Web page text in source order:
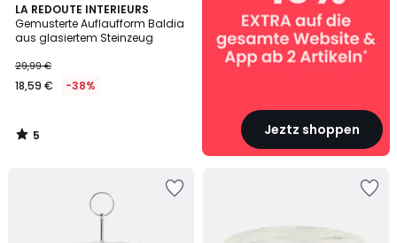
LA REDOUTE INTERIEURS
Gemusterte Auflaufform Baldia
aus glasiertem Steinzeug
29,99 €
18,59 € -38%
5
/
5
5
/
Jeztz shoppen